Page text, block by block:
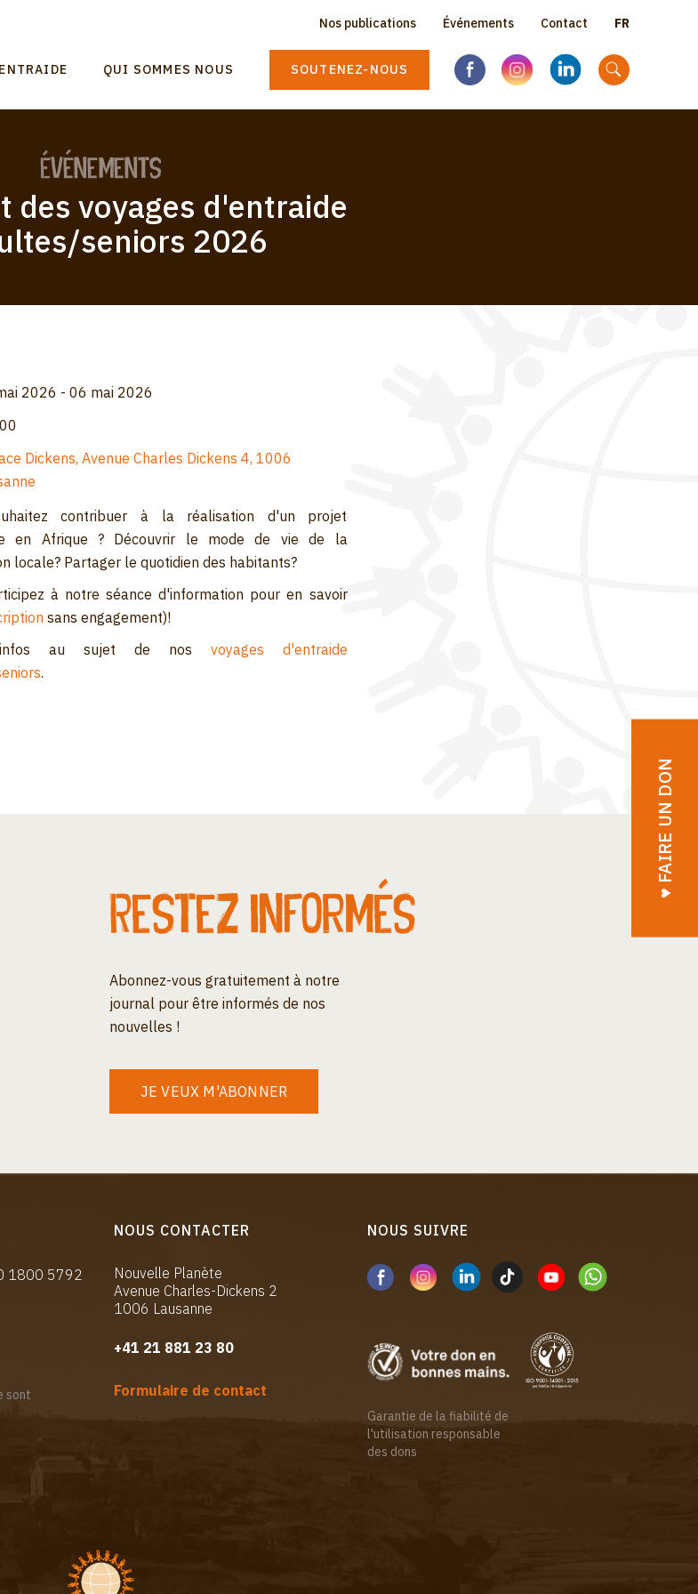
Topbar
menu
Nos publications Événements Contact
Select
language
QUI SOMMES NOUS SOUTENEZ-NOUS
♥︎ FAIRE UN DON
Événements
des voyages d'entraide
seniors 2026
2026 - 06 mai 2026
Dickens, Avenue Charles Dickens 4, 1006
contribuer à la réalisation d'un projet
en Afrique ? Découvrir le mode de vie de la
locale? Partager le quotidien des habitants?
à notre séance d'information pour en savoir
sans engagement)!
au sujet de nos voyages d'entraide
.
Restez informés
Abonnez-vous gratuitement à notre
journal pour être informés de nos
nouvelles !
JE VEUX M'ABONNER
1800 5792
sont
NOUS CONTACTER
Nouvelle Planète
Avenue Charles-Dickens 2
1006 Lausanne
+41 21 881 23 80
Formulaire de contact
NOUS SUIVRE
Garantie de la fiabilité de
l'utilisation responsable
des dons